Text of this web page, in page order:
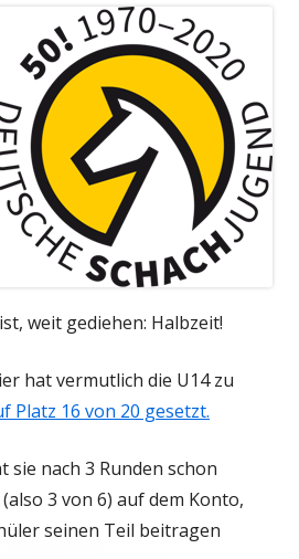
weit gediehen: Halbzeit!
hat vermutlich die U14 zu
Platz 16 von 20 gesetzt.
nach 3 Runden schon
3 von 6) auf dem Konto,
seinen Teil beitragen